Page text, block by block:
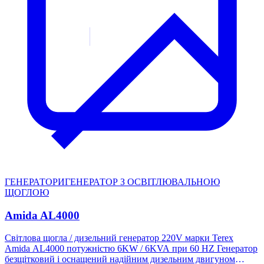
роботи. Створений із посиленим екскаваторним кінцем,
сталевими крилами та простою, але надійною гідросистемою,
JCB 3CX Eco не лише обіцяє довговічність, а й ставить на
перше місце безпеку та комфорт оператора. Ця модель втілює
прагнення JCB до якості збірки та продуктивності, роблячи її
ідеальним вибором для широкого спектра будівельних і
ГЕНЕРАТОРИГЕНЕРАТОР З ОСВІТЛЮВАЛЬНОЮ
ЩОГЛОЮ
Amida AL4000
Світлова щогла / дизельний генератор 220V марки Terex
Amida AL4000 потужністю 6KW / 6KVA при 60 HZ Генератор
безщітковий і оснащений надійним дизельним двигуном